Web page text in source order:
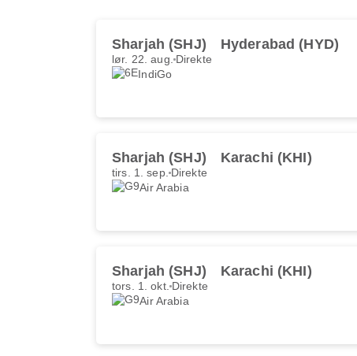
Sharjah (SHJ) Hyderabad (HYD)
lør. 22. aug. Direkte
IndiGo
Sharjah (SHJ) Karachi (KHI)
tirs. 1. sep. Direkte
Air Arabia
Sharjah (SHJ) Karachi (KHI)
tors. 1. okt. Direkte
Air Arabia